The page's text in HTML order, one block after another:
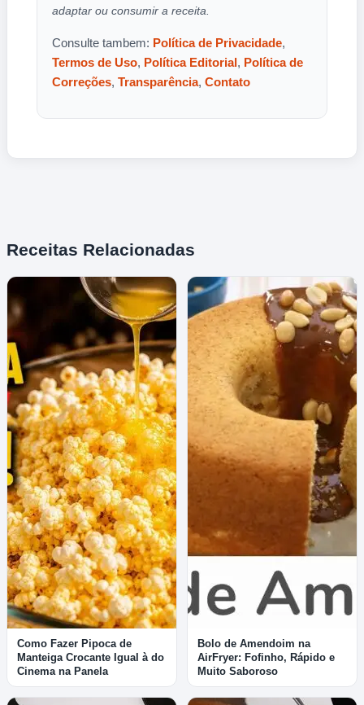
adaptar ou consumir a receita.
Consulte tambem: Política de Privacidade,
Termos de Uso, Política Editorial, Política de
Correções, Transparência, Contato
Receitas Relacionadas
Como Fazer Pipoca de
Manteiga Crocante Igual à do
Cinema na Panela
Bolo de Amendoim na
AirFryer: Fofinho, Rápido e
Muito Saboroso